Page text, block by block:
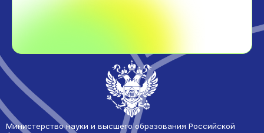
Министерство науки и высшего образования Российской